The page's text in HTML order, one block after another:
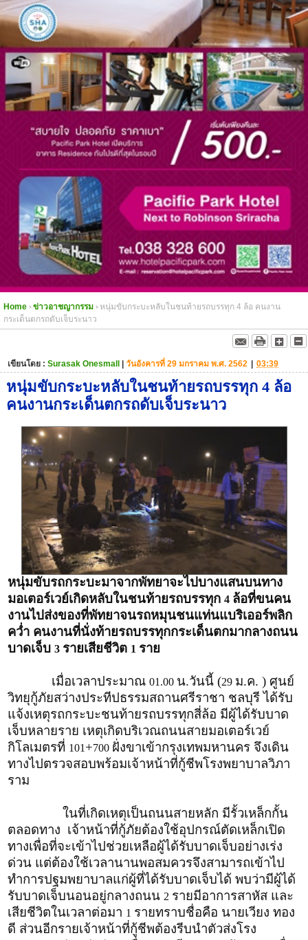
Home ข่าวอาชญากรรม
หนุ่มขับกระบะหลับในชนท้ายรถบรรทุก 4 ล้อ คนงาน
กระเด็นตกรถดับเจ็บระนาว
เขียนโดย : Surasak Onesmall | วันอังคารที่ 29 มกราคม พ.ศ. 2562 | 03:39
หนุ่มขับกระบะหลับในชนท้ายรถบรรทุก 4 ล้อ
คนงานกระเด็นตกรถดับเจ็บระนาว
หนุ่มขับรถกระบะมาจากพัทยาจะไปบางแสนบนทาง
มอเตอร์เวย์เกิดหลับในชนท้ายรถบรรทุก 4 ล้อที่ขนคน
งานไปส่งของที่พัทยาจนรถหมุนชนแท่นแบริเออร์พลิก
คว่ำ คนงานที่นั่งท้ายรถบรรทุกกระเด็นตกมากลางถนน
บาดเจ็บ 3 รายเสียชีวิต 1 ราย
เมื่อเวลาประมาณ 01.00 น.วันนี้ (29 ม.ค. ) ศูนย์
วิทยุกู้ภัยสว่างประทีปธรรมสถานศรีราชา ชลบุรี ได้รับ
แจ้งเหตุรถกระบะชนท้ายรถบรรทุกสี่ล้อ มีผู้ได้รับบาด
เจ็บหลายราย เหตุเกิดบริเวณถนนสายมอเตอร์เวย์
กิโลเมตรที่ 101 +700 ฝั่งขาเข้ากรุงเทพมหานคร จึงเดิน
ทางไปตรวจสอบพร้อมเจ้าหน้าที่กู้ชีพโรงพยาบาลวิภา
ราม
ในที่เกิดเหตุเป็นถนนสายหลัก มีรั้วเหล็กกั้น
ตลอดทาง เจ้าหน้าที่กู้ภัยต้องใช้อุปกรณ์ตัดเหล็กเปิด
ทางเพื่อที่จะเข้าไปช่วยเหลือผู้ได้รับบาดเจ็บอย่างเร่ง
ด่วน แต่ต้องใช้เวลานานพอสมควรจึงสามารถเข้าไป
ทำการปฐมพยาบาลแก่ผู้ที่ได้รับบาดเจ็บได้ พบว่ามีผู้ได้
รับบาดเจ็บนอนอยู่กลางถนน 2 รายมีอาการสาหัส และ
เสียชีวิตในเวลาต่อมา 1 รายทราบชื่อคือ นายเวียง ทอง
ดี ส่วนอีกรายเจ้าหน้าที่กู้ชีพต้องรีบนำตัวส่งโรง